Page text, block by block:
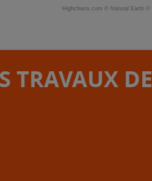
Highcharts.com © Natural Earth ©
TRAVAUX DE